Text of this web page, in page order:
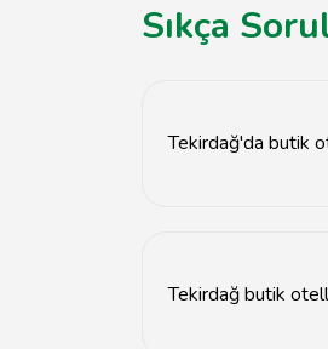
Sıkça
Tekirdağ'da butik
Tekirdağ butik